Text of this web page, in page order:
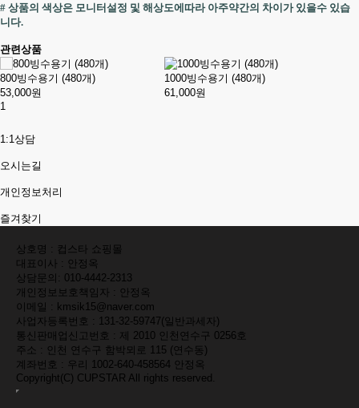
# 상품의 색상은 모니터설정 및 해상도에따라 아주약간의 차이가 있을수 있습
니다.
관련상품
800빙수용기 (480개)
53,000원
1000빙수용기 (480개)
61,000원
1
1:1상담
오시는길
개인정보처리
즐겨찾기
상호명 : 컵스타 쇼핑몰
대표이사 : 안정옥
상담문의: 010-4442-2313
개인정보보호책임자 : 안정옥
이메일 : kmsik15@naver.com
사업자등록번호 : 131-32-59747(일반과세자)
통신판매업신고번호 : 제 2010 인천연수구 0256호
주소 : 인천 연수구 함박뫼로 115 (연수동)
계좌번호 : 우리 1002-640-458564 안정옥
Copyright(C) CUPSTAR All rights reserved.